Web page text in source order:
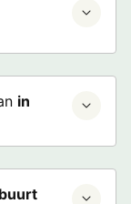
in